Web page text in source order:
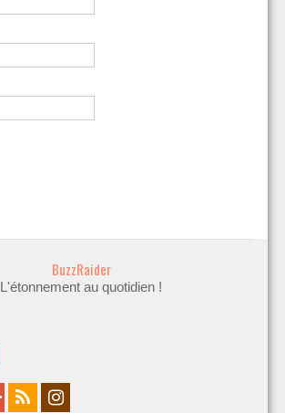
BuzzRaider
L'étonnement au quotidien !